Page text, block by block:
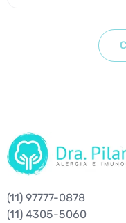
(11) 97777-0878
(11) 4305-5060